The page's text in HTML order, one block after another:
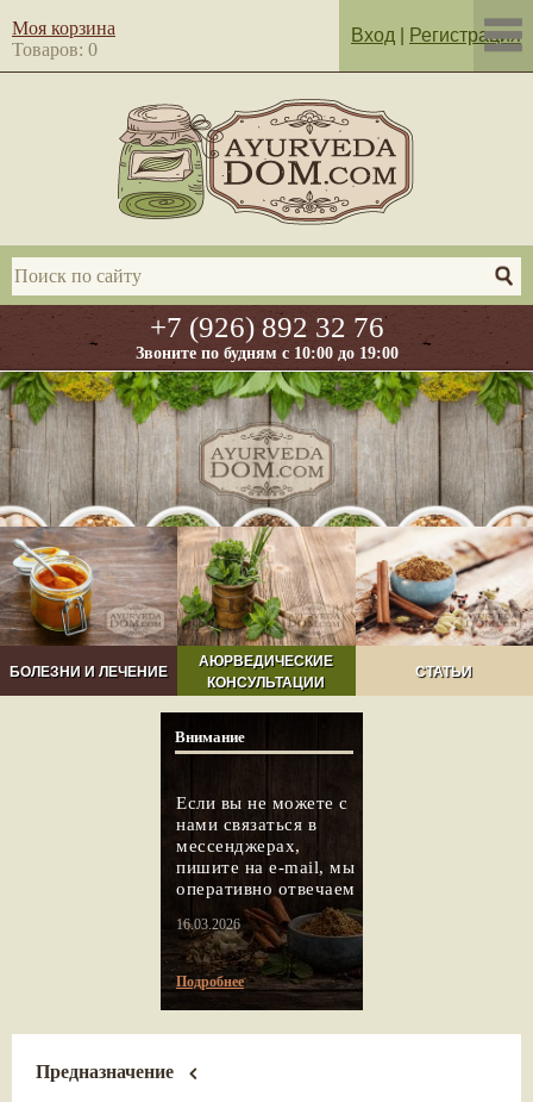
+7 (926) 892 32 76
Звоните по будням с 10:00 до 19:00
Моя корзина
Товаров: 0
Вход Регистрация
БОЛЕЗНИ И ЛЕЧЕНИЕ
АЮРВЕДИЧЕСКИЕ
КОНСУЛЬТАЦИИ
СТАТЬИ
Внимание
Если вы не можете с
нами связаться в
мессенджерах,
пишите на e-mail, мы
оперативно отвечаем
16.03.2026
Подробнее
Предназначение